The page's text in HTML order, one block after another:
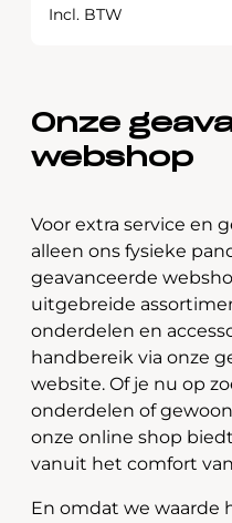
Incl. BTW
Onze
webshop
Voor extra service en
alleen ons fysieke
geavanceerde
uitgebreide
onderdelen en
handbereik via onze
website. Of je nu op
onderdelen of
onze online shop
vanuit het comfort
En omdat we waarde